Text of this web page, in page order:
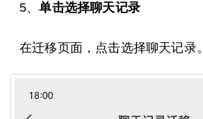
5、单击选择聊天记录
在迁移页面，点击选择聊天记录。